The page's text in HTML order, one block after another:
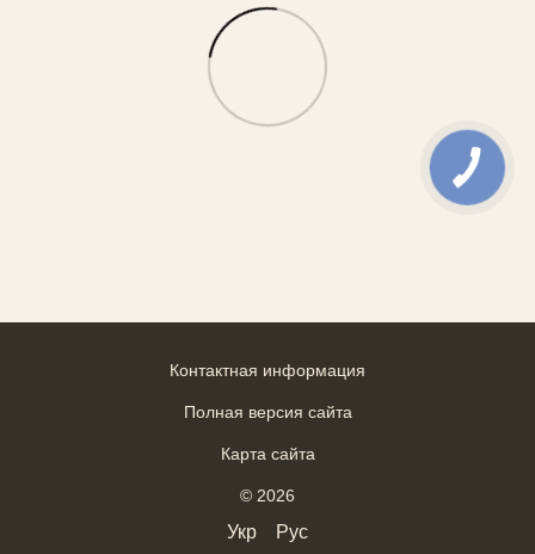
Контактная информация
Полная версия сайта
Карта сайта
© 2026
Укр Рус